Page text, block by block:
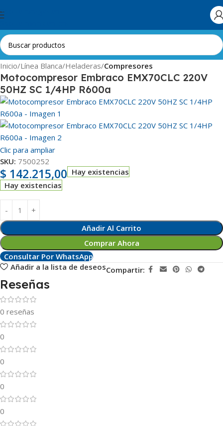
Skip to navigation
Inicio Línea Blanca Heladeras Compresores
Motocompresor Embraco EMX70CLC 220V
50HZ SC 1/4HP R600a
Clic para ampliar
SKU: 7500252
$ 142.215,00 Hay existencias
Hay existencias
Añadir Al Carrito
Comprar Ahora
Consultar Por WhatsApp
Añadir a la lista de deseosCompartir:
Reseñas
0 reseñas
0
0
0
0